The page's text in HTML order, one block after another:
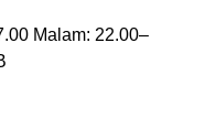
Malam: 22.00–